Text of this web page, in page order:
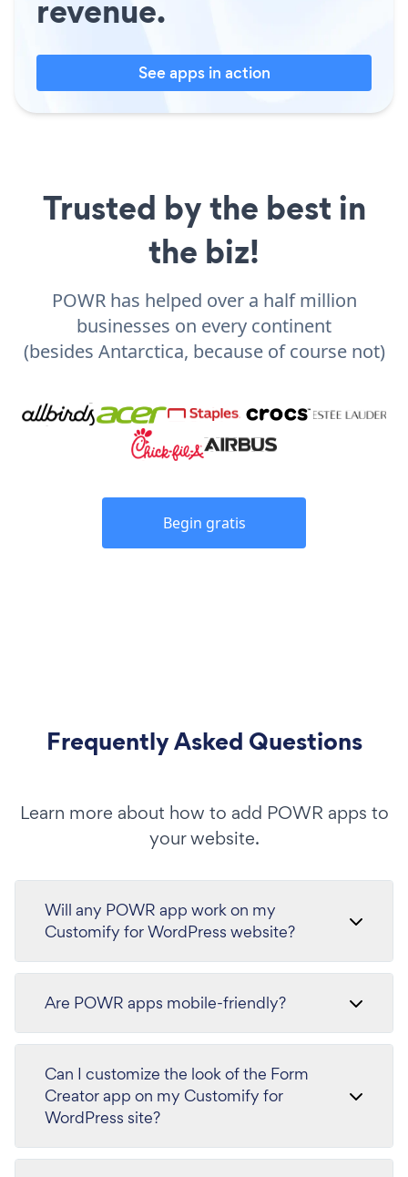
revenue.
See apps in action
Trusted by the best in
the biz!
POWR has helped over a half million
businesses on every continent
(besides Antarctica, because of course not)
Begin gratis
Frequently Asked Questions
Learn more about how to add POWR apps to
your website.
Will any POWR app work on my
Customify for WordPress website?
Are POWR apps mobile-friendly?
Can I customize the look of the Form
Creator app on my Customify for
WordPress site?